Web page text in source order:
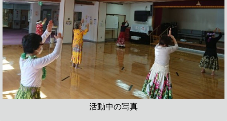
活動中の写真